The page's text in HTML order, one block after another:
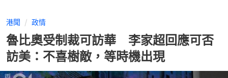
港聞 政情
魯比奧受制裁可訪華 李家超回應可否
訪美：不喜樹敵，等時機出現